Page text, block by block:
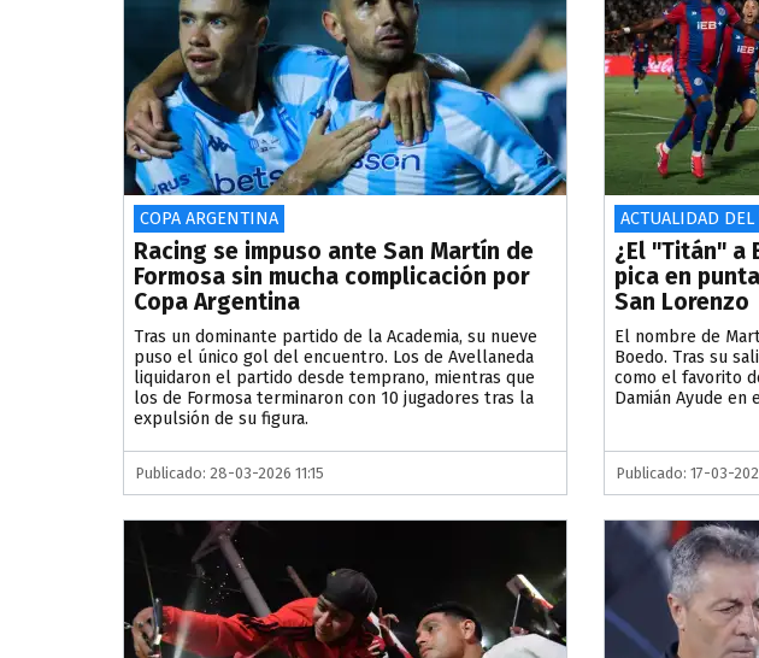
COPA ARGENTINA
Racing se impuso ante San Martín de
Formosa sin mucha complicación por
Copa Argentina
Tras un dominante partido de la Academia, su nueve
puso el único gol del encuentro. Los de Avellaneda
liquidaron el partido desde temprano, mientras que
los de Formosa terminaron con 10 jugadores tras la
expulsión de su figura.
Publicado: 28-03-2026 11:15
ACTUALIDAD
¿El "Titán" a
pica en
San Lorenzo
El nombre de
Boedo. Tras su
como el favorito
Damián Ayude en
Publicado: 17-03-